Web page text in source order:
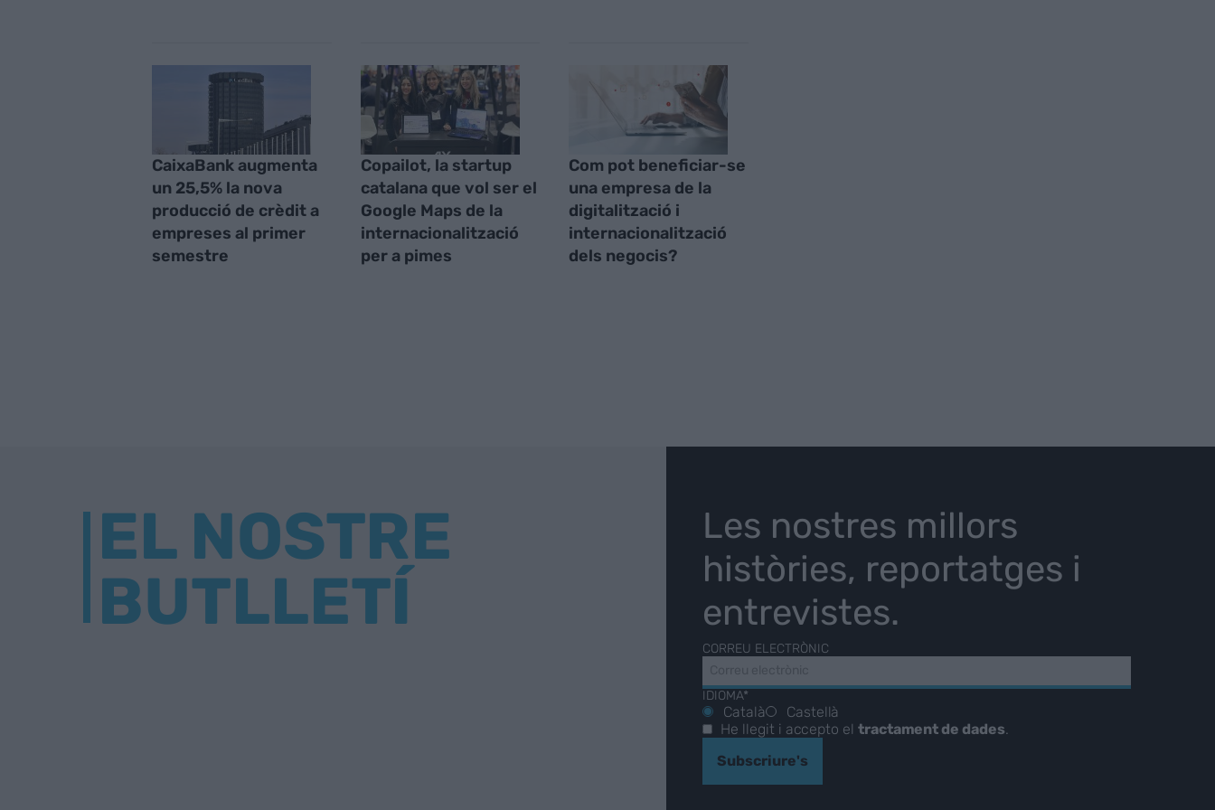
CaixaBank augmenta
un 25,5% la nova
producció de crèdit a
empreses al primer
semestre
Copailot, la startup
catalana que vol ser el
Google Maps de la
internacionalització
per a pimes
Com pot beneficiar-se
una empresa de la
digitalització i
internacionalització
dels negocis?
EL NOSTRE
BUTLLETÍ
Les nostres millors
històries, reportatges i
entrevistes.
CORREU ELECTRÒNIC
IDIOMA*
Català
Castellà
He llegit i accepto el tractament de dades.
Subscriure's